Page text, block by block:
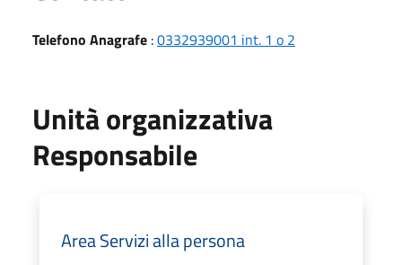
Telefono Anagrafe :0332939001 int. 1 o 2
Unità organizzativa
Responsabile
Area Servizi alla persona